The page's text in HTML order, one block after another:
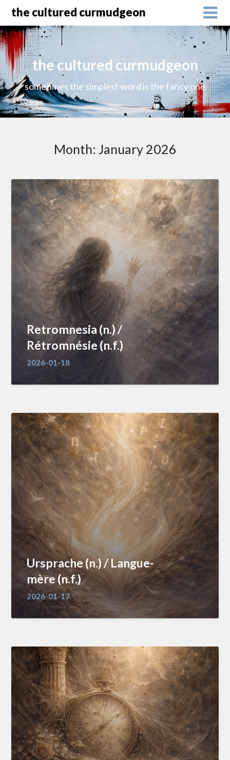
the cultured curmudgeon
the cultured curmudgeon
sometimes the simplest word is the fancy one
Month: January 2026
Retromnesia (n.) /
Rétromnésie (n.f.)
2026-01-18
Ursprache (n.) / Langue-
mère (n.f.)
2026-01-17